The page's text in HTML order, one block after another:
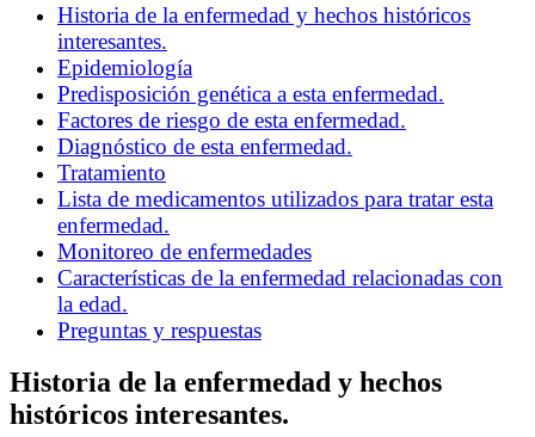
Historia de la enfermedad y hechos históricos
interesantes.
Epidemiología
Predisposición genética a esta enfermedad.
Factores de riesgo de esta enfermedad.
Diagnóstico de esta enfermedad.
Tratamiento
Lista de medicamentos utilizados para tratar esta
enfermedad.
Monitoreo de enfermedades
Características de la enfermedad relacionadas con
la edad.
Preguntas y respuestas
Historia de la enfermedad y hechos
históricos interesantes.